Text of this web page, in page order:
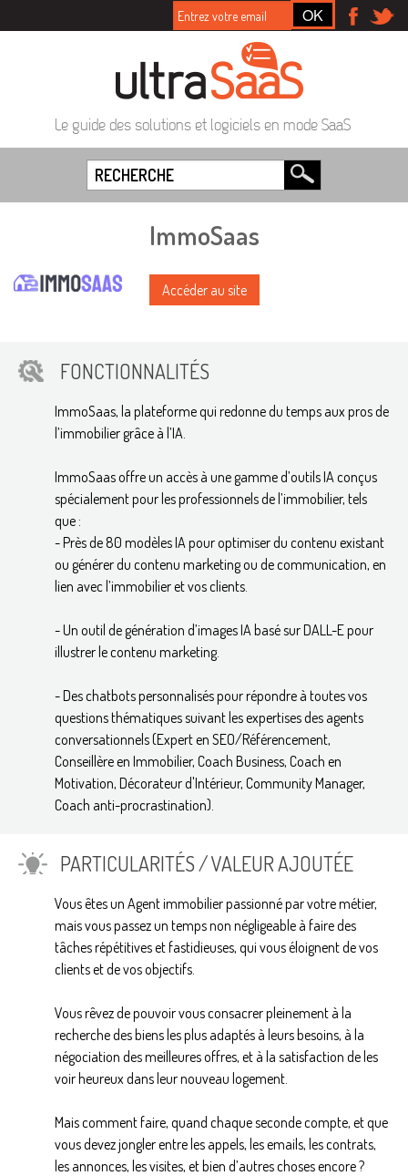
Le guide des solutions et logiciels en mode SaaS
ImmoSaas
Accéder au site
FONCTIONNALITÉS
ImmoSaas, la plateforme qui redonne du temps aux pros de
l’immobilier grâce à l’IA.
ImmoSaas offre un accès à une gamme d’outils IA conçus
spécialement pour les professionnels de l’immobilier, tels
que :
- Près de 80 modèles IA pour optimiser du contenu existant
ou générer du contenu marketing ou de communication, en
lien avec l’immobilier et vos clients.
- Un outil de génération d’images IA basé sur DALL-E pour
illustrer le contenu marketing.
- Des chatbots personnalisés pour répondre à toutes vos
questions thématiques suivant les expertises des agents
conversationnels (Expert en SEO/Référencement,
Conseillère en Immobilier, Coach Business, Coach en
Motivation, Décorateur d'Intérieur, Community Manager,
Coach anti-procrastination).
PARTICULARITÉS / VALEUR AJOUTÉE
Vous êtes un Agent immobilier passionné par votre métier,
mais vous passez un temps non négligeable à faire des
tâches répétitives et fastidieuses, qui vous éloignent de vos
clients et de vos objectifs.
Vous rêvez de pouvoir vous consacrer pleinement à la
recherche des biens les plus adaptés à leurs besoins, à la
négociation des meilleures offres, et à la satisfaction de les
voir heureux dans leur nouveau logement.
Mais comment faire, quand chaque seconde compte, et que
vous devez jongler entre les appels, les emails, les contrats,
les annonces, les visites, et bien d’autres choses encore ?